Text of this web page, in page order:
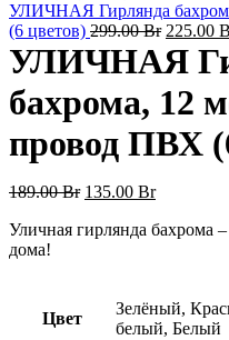
УЛИЧНАЯ Гирлянда
(6 цветов) 299.00Br
цена
299.00 Br.
225.00
УЛИЧНАЯ
бахрома, 12
провод ПВХ
189.00Br Первоначальная
составляла
135.00 BrТекущая
135.00 Br.
Уличная гирлянда бахрома
дома!
Цвет
Зелёный,
белый, Белый